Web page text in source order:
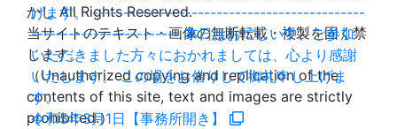
令和5年3月1日【事務所開き】
かし All Rights Reserved.
当サイトのテキスト・画像の無断転載・複製を固く禁
じます。
（Unauthorized copying and replication of the
contents of this site, text and images are strictly
prohibited.）